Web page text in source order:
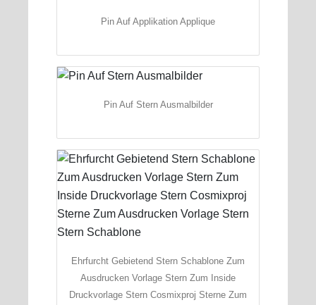
Pin Auf Applikation Applique
Pin Auf Stern Ausmalbilder
Ehrfurcht Gebietend Stern Schablone Zum
Ausdrucken Vorlage Stern Zum Inside
Druckvorlage Stern Cosmixproj Sterne Zum